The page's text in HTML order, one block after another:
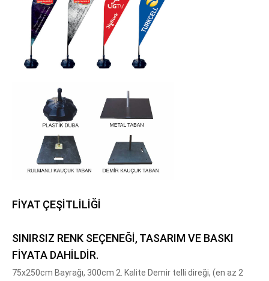
FİYAT ÇEŞİTLİLİĞİ
SINIRSIZ RENK SEÇENEĞİ, TASARIM VE BASKI
FİYATA DAHİLDİR.
75x250cm Bayrağı, 300cm 2. Kalite Demir telli direği, (en az 2